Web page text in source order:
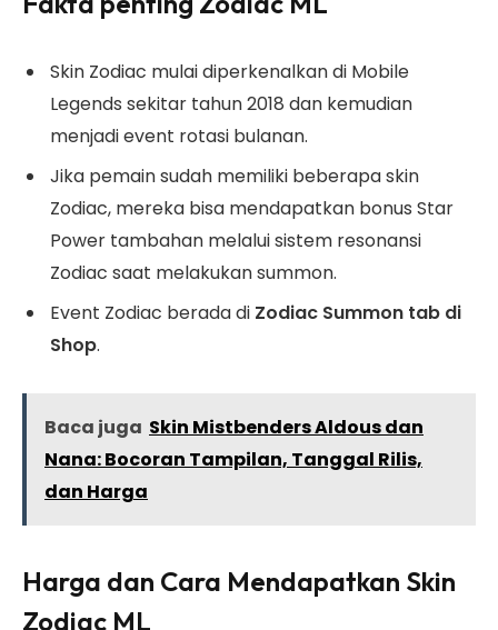
Skin Zodiac mulai diperkenalkan di Mobile
Legends sekitar tahun 2018 dan kemudian
menjadi event rotasi bulanan.
Jika pemain sudah memiliki beberapa skin
Zodiac, mereka bisa mendapatkan bonus Star
Power tambahan melalui sistem resonansi
Zodiac saat melakukan summon.
Event Zodiac berada di Zodiac Summon tab di
Shop.
Baca juga Skin Mistbenders Aldous dan
Nana: Bocoran Tampilan, Tanggal Rilis,
dan Harga
Harga dan Cara Mendapatkan Skin
Zodiac ML